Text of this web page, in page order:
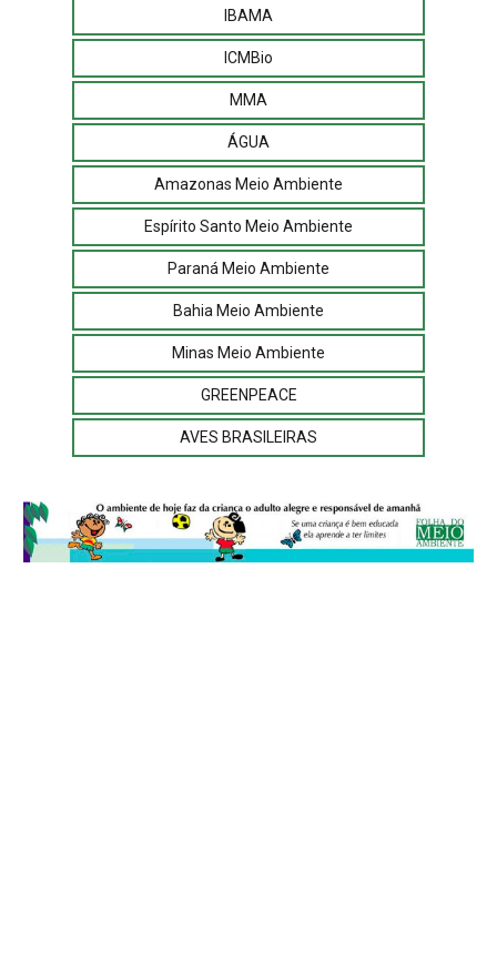
IBAMA
ICMBio
MMA
ÁGUA
Amazonas Meio Ambiente
Espírito Santo Meio Ambiente
Paraná Meio Ambiente
Bahia Meio Ambiente
Minas Meio Ambiente
GREENPEACE
AVES BRASILEIRAS